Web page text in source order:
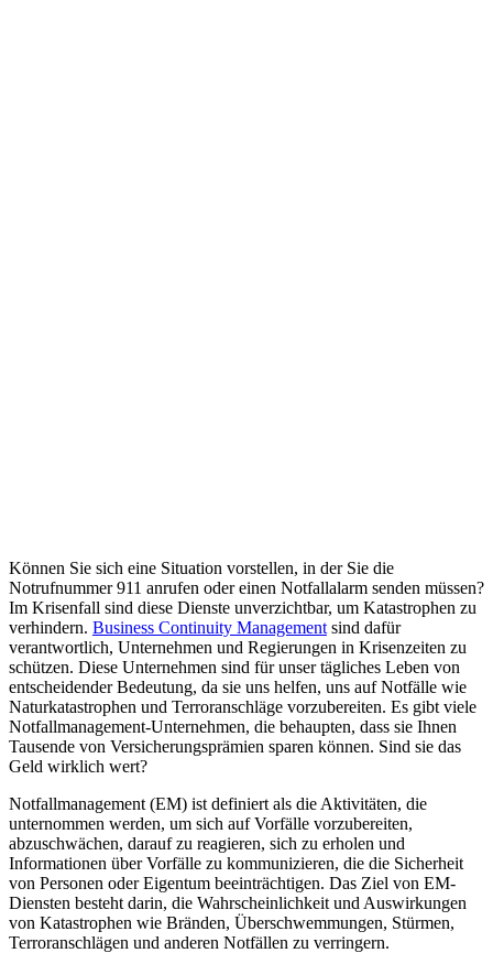
Können Sie sich eine Situation vorstellen, in der Sie die
Notrufnummer 911 anrufen oder einen Notfallalarm senden müssen?
Im Krisenfall sind diese Dienste unverzichtbar, um Katastrophen zu
verhindern. Business Continuity Management sind dafür
verantwortlich, Unternehmen und Regierungen in Krisenzeiten zu
schützen. Diese Unternehmen sind für unser tägliches Leben von
entscheidender Bedeutung, da sie uns helfen, uns auf Notfälle wie
Naturkatastrophen und Terroranschläge vorzubereiten. Es gibt viele
Notfallmanagement-Unternehmen, die behaupten, dass sie Ihnen
Tausende von Versicherungsprämien sparen können. Sind sie das
Geld wirklich wert?
Notfallmanagement (EM) ist definiert als die Aktivitäten, die
unternommen werden, um sich auf Vorfälle vorzubereiten,
abzuschwächen, darauf zu reagieren, sich zu erholen und
Informationen über Vorfälle zu kommunizieren, die die Sicherheit
von Personen oder Eigentum beeinträchtigen. Das Ziel von EM-
Diensten besteht darin, die Wahrscheinlichkeit und Auswirkungen
von Katastrophen wie Bränden, Überschwemmungen, Stürmen,
Terroranschlägen und anderen Notfällen zu verringern.